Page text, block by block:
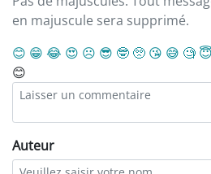
en majuscule sera supprimé.
😊 😁 😂 😍 ☹️ 😎 🤓 🥺 😘 😅 🧐 😇
😊
Auteur